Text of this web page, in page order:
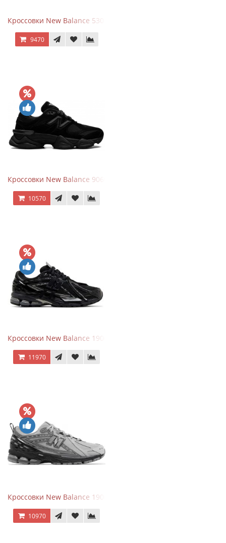
Кроссовки New Balance 530 Festival Pack Clay
9470
Кроссовки New Balance 9060 Triple Black
10570
Кроссовки New Balance 1906A Black Silver
11970
Кроссовки New Balance 1906R Brighton Grey
10970